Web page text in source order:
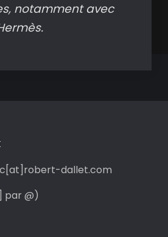
notamment avec
dallet.com
par @)